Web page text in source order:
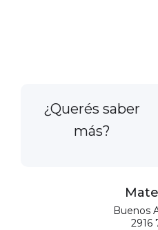
¿Querés saber
más?
Buenos
2916